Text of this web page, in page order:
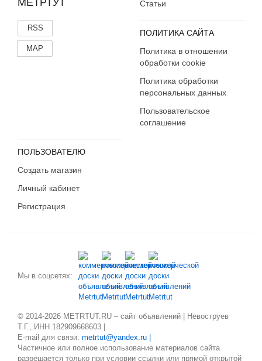
МЕТРТУТ
RSS
MAP
Статьи
ПОЛИТИКА САЙТА
Политика в отношении
обработки cookie
Политика обработки
персональных данных
Пользовательское
соглашение
ПОЛЬЗОВАТЕЛЮ
Создать магазин
Личный кабинет
Регистрация
Мы в соцсетях:
© 2014-2026 METRTUT.RU – сайт объявлений | Невоструев
Т.Г., ИНН 182909668603 |
E-mail для связи: metrtut@yandex.ru |
Частичное или полное использование материалов сайта
разрешается только при условии ссылки или прямой открытой